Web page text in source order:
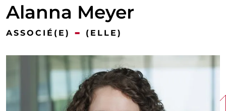
Alanna Meyer
ASSOCIÉ(E) - (ELLE)